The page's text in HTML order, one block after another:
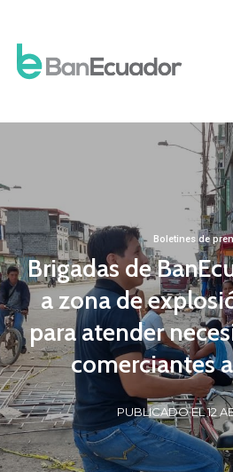
Boletines de
Brigadas de
a zona de
para atender
comerciantes
PUBLICADO EL 12